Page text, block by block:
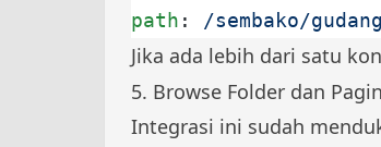
path : /sembako/
Jika ada lebih dari satu
5. Browse Folder dan
Integrasi ini sudah